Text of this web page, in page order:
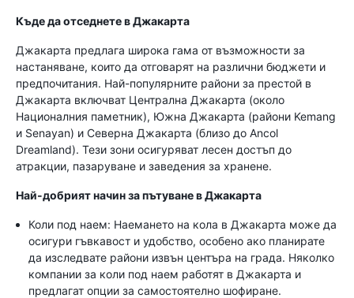
Къде да отседнете в Джакарта
Джакарта предлага широка гама от възможности за
настаняване, които да отговарят на различни бюджети и
предпочитания. Най-популярните райони за престой в
Джакарта включват Централна Джакарта (около
Националния паметник), Южна Джакарта (райони Kemang
и Senayan) и Северна Джакарта (близо до Ancol
Dreamland). Тези зони осигуряват лесен достъп до
атракции, пазаруване и заведения за хранене.
Най-добрият начин за пътуване в Джакарта
Коли под наем: Наемането на кола в Джакарта може да
осигури гъвкавост и удобство, особено ако планирате
да изследвате райони извън центъра на града. Няколко
компании за коли под наем работят в Джакарта и
предлагат опции за самостоятелно шофиране.